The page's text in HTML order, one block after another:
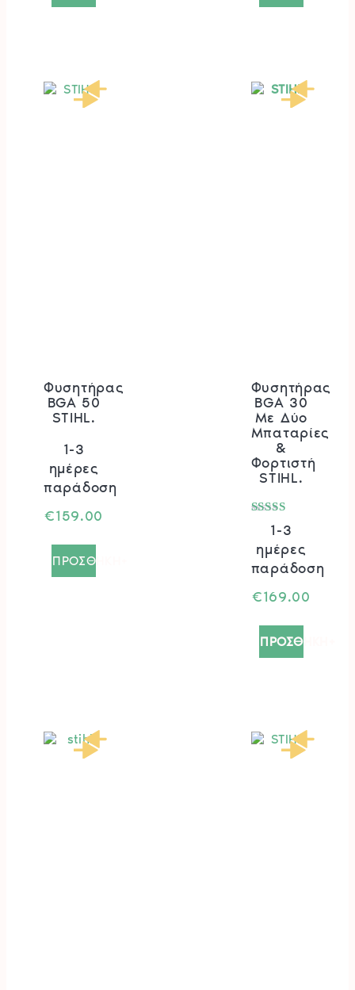
Φυσητήρας
BGA 50
STIHL.
1-3
ημέρες
παράδοση
€159.00
ΠΡΟΣΘΗΚΗ+
Φυσητήρας
BGA 30
Με Δύο
Μπαταρίες
&
Φορτιστή
STIHL.
Βαθμολογήθηκε
με
5.00
από 5
1-3
ημέρες
παράδοση
€169.00
ΠΡΟΣΘΗΚΗ+